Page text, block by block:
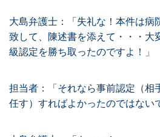
大島弁護士：「失礼な！本件は病
致して、陳述書を添えて・・・大
級認定を勝ち取ったのですよ！」
担当者：「それなら事前認定（相
任す）すればよかったのではな